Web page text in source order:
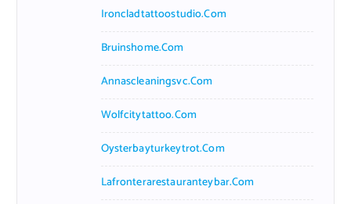
Ironcladtattoostudio.com
Bruinshome.com
Annascleaningsvc.com
Wolfcitytattoo.com
Oysterbayturkeytrot.com
Lafronterarestauranteybar.com